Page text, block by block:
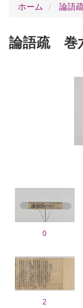
ホーム
論語
論語疏 巻
0
2